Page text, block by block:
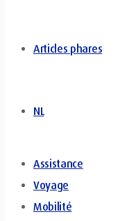
Articles phares
NL
Assistance
Voyage
Mobilité